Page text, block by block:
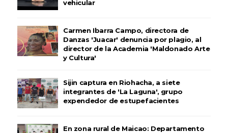
vehicular
Carmen Ibarra Campo, directora de
Danzas 'Juacar' denuncia por plagio, al
director de la Academia 'Maldonado Arte
y Cultura'
Sijin captura en Riohacha, a siete
integrantes de 'La Laguna', grupo
expendedor de estupefacientes
En zona rural de Maicao: Departamento